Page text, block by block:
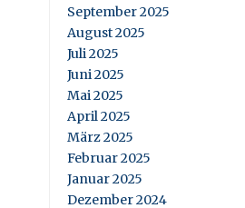
September 2025
August 2025
Juli 2025
Juni 2025
Mai 2025
April 2025
März 2025
Februar 2025
Januar 2025
Dezember 2024